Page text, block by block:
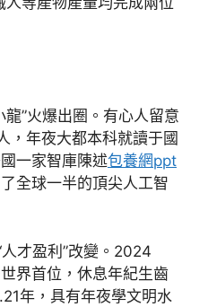
”火爆出圈。有心人留意
，年夜大都本科就讀于國
一家智庫陳述包養網ppt
全球一半的頂尖人工智
人才盈利”改變。2024
界首位，休息年紀生齒
年，具有年夜學文明水